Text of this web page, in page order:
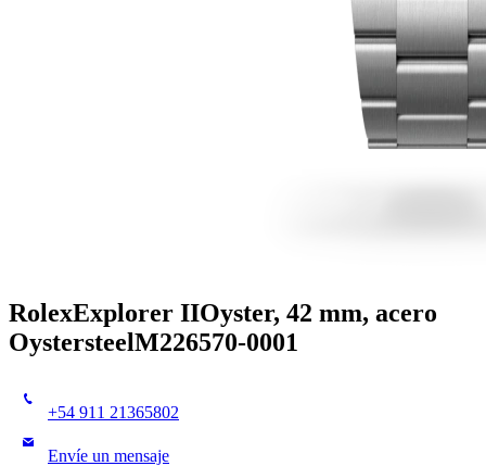
RolexExplorer IIOyster, 42 mm, acero
OystersteelM226570-0001
+54 911 21365802
Envíe un mensaje